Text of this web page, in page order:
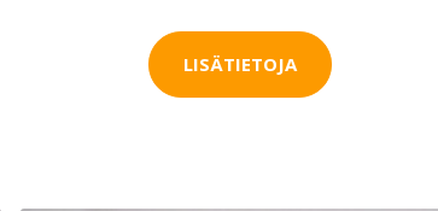
LISÄTIETOJA